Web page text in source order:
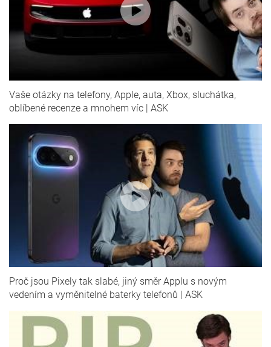
Vaše otázky na telefony, Apple, auta, Xbox, sluchátka,
oblíbené recenze a mnohem víc | ASK
Proč jsou Pixely tak slabé, jiný směr Applu s novým
vedením a vyměnitelné baterky telefonů | ASK